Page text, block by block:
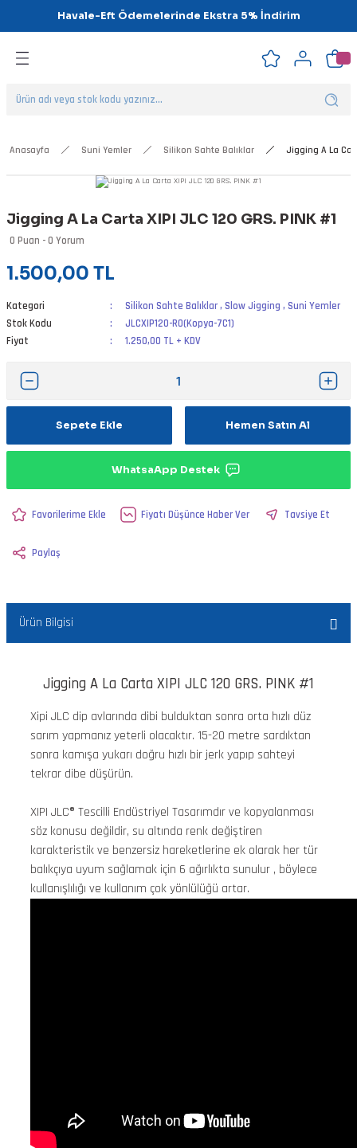
Havale-Eft Ödemelerinde Ekstra 5% İndirim
Geri Dön
Geri Dön
Geri Dön
Geri Dön
Geri Dön
Geri Dön
Anasayfa Suni Yemler Silikon Sahte Balıklar Jigging A La
Jigging A La Carta XIPI JLC 120 GRS. PINK #1
0 Puan - 0 Yorum
1.500,00 TL
Kategori Silikon Sahte Balıklar , Slow Jigging , Suni Yemler
Stok Kodu
JLCXIP120-RO(Kopya-7C1)
Fiyat
1.250,00 TL + KDV
Sepete Ekle Hemen Satın Al
WhatsaApp Destek
Fiyatı Düşünce Haber Ver Tavsiye Et
Paylaş
Ürün Bilgisi
Jigging A La Carta XIPI JLC 120 GRS. PINK #1
Xipi JLC dip avlarında dibi bulduktan sonra orta hızlı düz
sarım yapmanız yeterli olacaktır. 15-20 metre sardıktan
sonra kamışa yukarı doğru hızlı bir jerk yapıp sahteyi
tekrar dibe düşürün.
XIPI JLC®️ Tescilli Endüstriyel Tasarımdır ve kopyalanması
söz konusu değildir, su altında renk değiştiren
karakteristik ve benzersiz hareketlerine ek olarak her tür
balıkçıya uyum sağlamak için 6 ağırlıkta sunulur , böylece
kullanışlılığı ve kullanım çok yönlülüğü artar.